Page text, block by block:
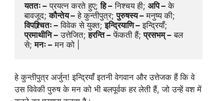
यततः – प्रयत्न करते हुए; हि – निश्चय ही; अपि – के
बावजूद; कौन्तेय – हे कुन्तीपुत्र; पुरुषस्य –
विपश्र्चितः – विवेक से युक्त; इन्द्रियाणि –
प्रमाथीनि – उत्तेजित; हरन्ति – फेंकती हैं; प्रसभम् – बल
से; मनः – मन को |
हे कुन्तीपुत्र अर्जुन! इन्द्रियाँ इतनी वेगवान और उत्तेजक हैं कि वे
उस विवेकी पुरुष के मन को भी बलपूर्वक हर लेती हैं, जो उन्हें वश में